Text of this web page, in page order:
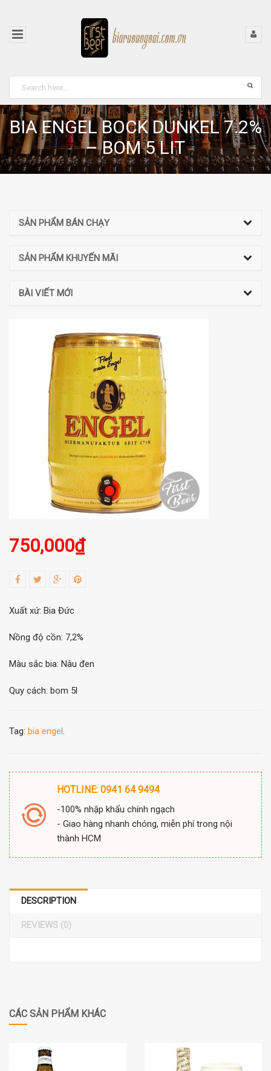
BIA ENGEL BOCK DUNKEL 7.2%
– BOM 5 LIT
SẢN PHẨM BÁN CHẠY
SẢN PHẨM KHUYẾN MÃI
BÀI VIẾT MỚI
750,000₫
Xuất xứ: Bia Đức
Nồng độ cồn: 7,2%
Màu sắc bia: Nâu đen
Quy cách: bom 5l
Tag: bia engel.
HOTLINE: 0941 64 9494
-100% nhập khẩu chính ngạch
- Giao hàng nhanh chóng, miễn phí trong nội
thành HCM
DESCRIPTION
REVIEWS (0)
CÁC SẢN PHẨM KHÁC